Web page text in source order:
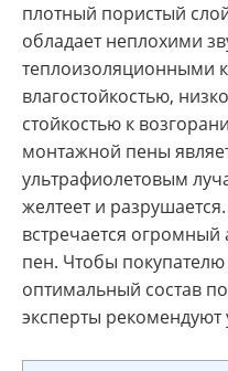
плотный пористый
обладает неплохими
теплоизоляционными
влагостойкостью,
стойкостью к
монтажной пены
ультрафиолетовым
желтеет и
встречается
пен. Чтобы
оптимальный состав
эксперты рекомендуют